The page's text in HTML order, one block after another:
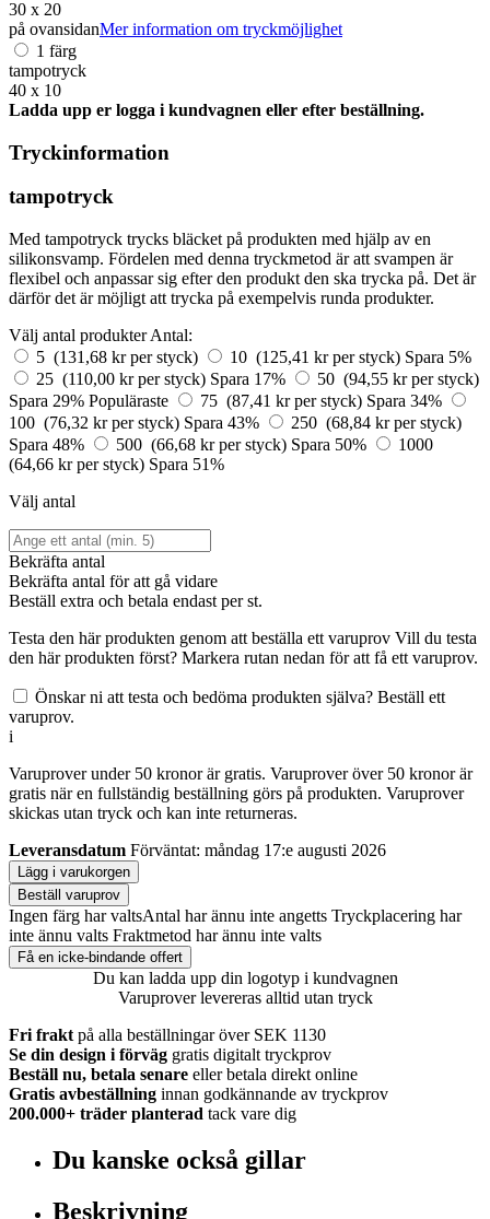
30 x 20
på ovansidanMer information om tryckmöjlighet
1 färg
tampotryck
40 x 10
Ladda upp er logga i kundvagnen eller efter beställning.
Tryckinformation
tampotryck
Med tampotryck trycks bläcket på produkten med hjälp av en
silikonsvamp. Fördelen med denna tryckmetod är att svampen är
flexibel och anpassar sig efter den produkt den ska trycka på. Det är
därför det är möjligt att trycka på exempelvis runda produkter.
Välj antal produkter Antal:
5 (131,68 kr per styck)
10 (125,41 kr per styck) Spara 5%
25 (110,00 kr per styck) Spara 17%
50 (94,55 kr per styck)
Spara 29% Populäraste 75 (87,41 kr per styck) Spara 34%
100 (76,32 kr per styck) Spara 43%
250 (68,84 kr per styck)
Spara 48%
500 (66,68 kr per styck) Spara 50%
1000
(64,66 kr per styck) Spara 51%
Välj antal
Bekräfta antal
Bekräfta antal för att gå vidare
Beställ extra och betala endast per st.
Testa den här produkten genom att beställa ett varuprov Vill du testa
den här produkten först? Markera rutan nedan för att få ett varuprov.
Önskar ni att testa och bedöma produkten själva? Beställ ett
varuprov.
i
Varuprover under 50 kronor är gratis. Varuprover över 50 kronor är
gratis när en fullständig beställning görs på produkten. Varuprover
skickas utan tryck och kan inte returneras.
Leveransdatum Förväntat: måndag 17:e augusti 2026
Lägg i varukorgen
Beställ varuprov
Ingen färg har valtsAntal har ännu inte angetts Tryckplacering har
inte ännu valts Fraktmetod har ännu inte valts
Få en icke-bindande offert
Du kan ladda upp din logotyp i kundvagnen
Varuprover levereras alltid utan tryck
Fri frakt på alla beställningar över SEK 1130
Se din design i förväg gratis digitalt tryckprov
Beställ nu, betala senare eller betala direkt online
Gratis avbeställning innan godkännande av tryckprov
200.000+ träder planterad tack vare dig
Du kanske också gillar
Beskrivning